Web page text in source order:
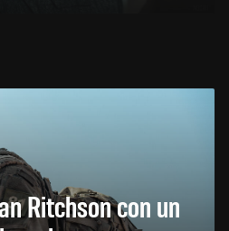
Ritchson con un